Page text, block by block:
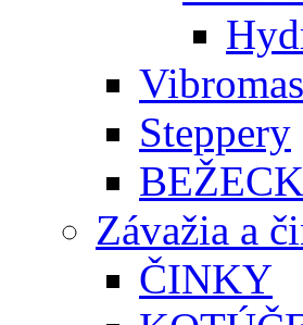
Steppery
Závažia a
ČINKY